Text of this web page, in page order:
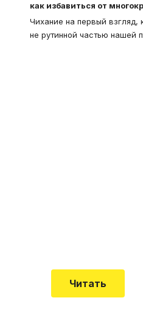
как избавиться от
Чихание на первый взгляд,
не рутинной частью нашей
Читать